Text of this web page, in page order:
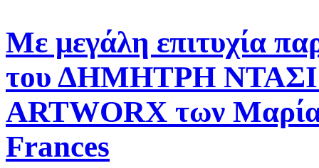
Mε μεγάλη επιτυχία
του ΔΗΜΗΤΡΗ
ARTWORX των Μαρία
Frances